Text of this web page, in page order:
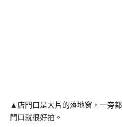
▲店門口是大片的落地窗，一旁
門口就很好拍。